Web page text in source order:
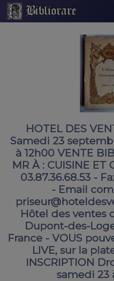
HOTEL DES
Samedi 23
à 12h00 VENTE
MR À : CUISINE ET
03.87.36.68.53 -
- Email
Hôtel des ventes
Dupont-des-
France - VOUS
LIVE, sur la
INSCRIPTION
samedi 23